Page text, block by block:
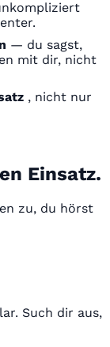
— du sagst,
mit dir, nicht
, nicht nur
Einsatz.
zu, du hörst
Such dir aus,